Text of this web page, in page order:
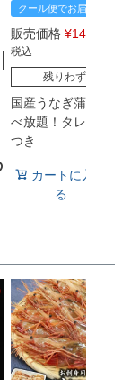
クール便でお届け
販売価格 ¥14,980
税込
残りわずか
国産うなぎ蒲焼き
べ放題！タレ・山
つき
カートに入れ
る